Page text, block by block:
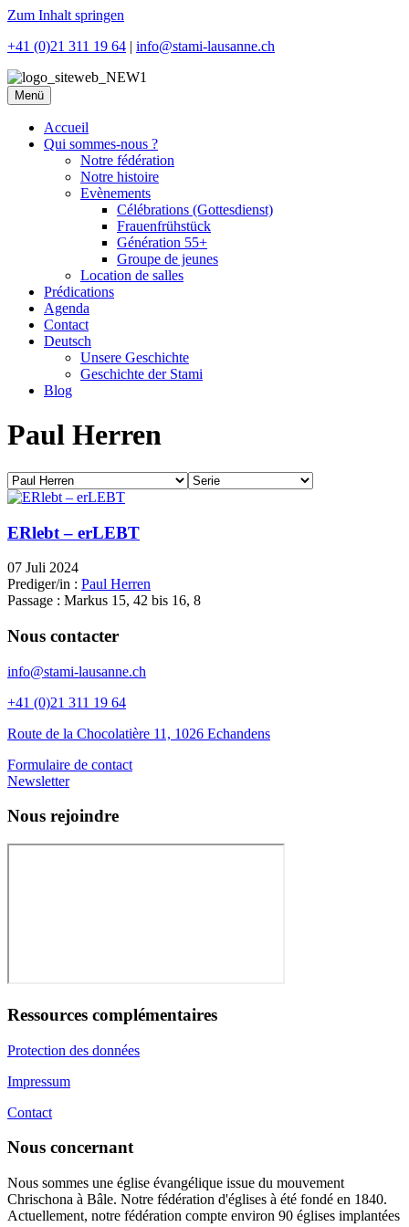
Zum Inhalt springen
+41 (0)21 311 19 64 | info@stami-lausanne.ch
Menü
Accueil
Qui sommes-nous ?
Notre fédération
Notre histoire
Evènements
Célébrations (Gottesdienst)
Frauenfrühstück
Génération 55+
Groupe de jeunes
Location de salles
Prédications
Agenda
Contact
Deutsch
Unsere Geschichte
Geschichte der Stami
Blog
Paul Herren
ERlebt – erLEBT
07 Juli 2024
Prediger/in : Paul Herren
Passage : Markus 15, 42 bis 16, 8
Nous contacter
info@stami-lausanne.ch
+41 (0)21 311 19 64
Route de la Chocolatière 11, 1026 Echandens
Formulaire de contact
Newsletter
Nous rejoindre
Ressources complémentaires
Protection des données
Impressum
Contact
Nous concernant
Nous sommes une église évangélique issue du mouvement
Chrischona à Bâle. Notre fédération d'églises à été fondé en 1840.
Actuellement, notre fédération compte environ 90 églises implantées